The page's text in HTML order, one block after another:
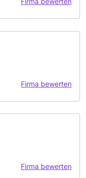
Firma bewerten
Firma bewerten